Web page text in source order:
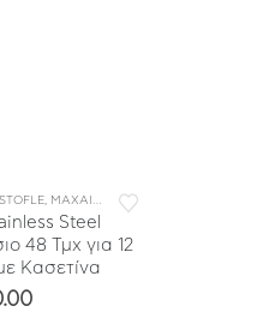
ΜΑΧΑΙΡΟΠΙΡΟΥΝΑ
, ΜΑΧΑΙΡΟΠΙΡΟΥΝΑ
Steel
48 Τμχ για 12
Κασετίνα